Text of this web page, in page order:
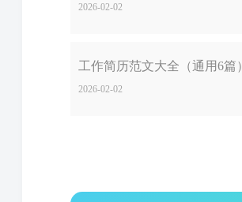
2026-02-02
工作简历范文大全（通用6篇
2026-02-02